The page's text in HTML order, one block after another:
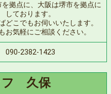
拠点に、大阪は堺市を拠点に
しております。
どこでもお伺いいたします。
お気軽にご相談ください。
090-2382-1423
フ 久保